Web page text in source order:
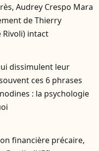
Audrey Crespo Mara
de Thierry
Rivoli) intact
dissimulent leur
ces 6 phrases
: la psychologie
financière précaire,